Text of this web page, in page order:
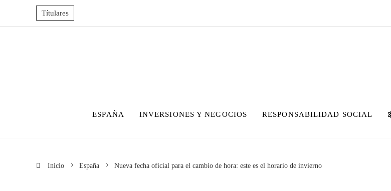
Títulares
ESPAÑA INVERSIONES Y NEGOCIOS RESPONSABILIDAD SOCIAL
Inicio España Nueva fecha oficial para el cambio de hora: este es el horario de invierno